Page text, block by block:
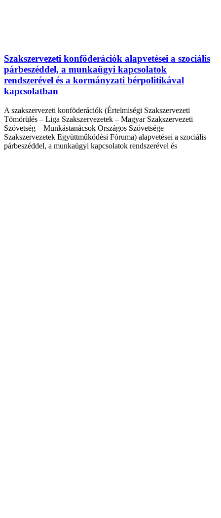
Szakszervezeti konföderációk alapvetései a szociális
párbeszéddel, a munkaügyi kapcsolatok
rendszerével és a kormányzati bérpolitikával
kapcsolatban
A szakszervezeti konföderációk (Értelmiségi Szakszervezeti
Tömörülés – Liga Szakszervezetek – Magyar Szakszervezeti
Szövetség – Munkástanácsok Országos Szövetsége –
Szakszervezetek Együttműködési Fóruma) alapvetései a szociális
párbeszéddel, a munkaügyi kapcsolatok rendszerével és